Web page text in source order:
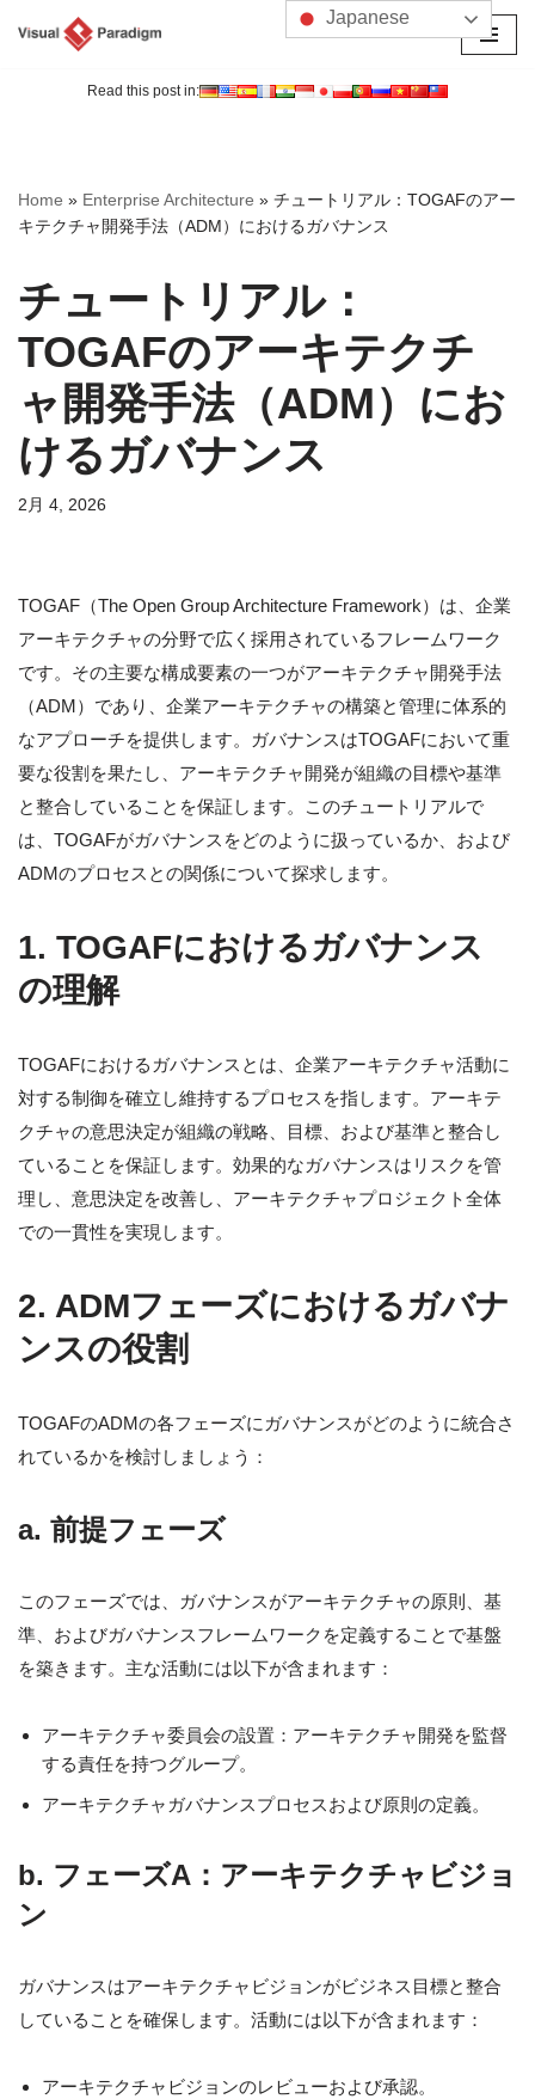
へ
ス
ッ
プ
Read this post in:
Home » Enterprise Architecture » チュートリアル：TOGAFのアー
キテクチャ開発手法（ADM）におけるガバナンス
チュートリアル：
TOGAFのアーキテクチ
ャ開発手法（ADM）にお
けるガバナンス
2月 4, 2026
TOGAF（The Open Group Architecture Framework）は、企業
アーキテクチャの分野で広く採用されているフレームワーク
です。その主要な構成要素の一つがアーキテクチャ開発手法
（ADM）であり、企業アーキテクチャの構築と管理に体系的
なアプローチを提供します。ガバナンスはTOGAFにおいて重
要な役割を果たし、アーキテクチャ開発が組織の目標や基準
と整合していることを保証します。このチュートリアルで
は、TOGAFがガバナンスをどのように扱っているか、および
ADMのプロセスとの関係について探求します。
1. TOGAFにおけるガバナンス
の理解
TOGAFにおけるガバナンスとは、企業アーキテクチャ活動に
対する制御を確立し維持するプロセスを指します。アーキテ
クチャの意思決定が組織の戦略、目標、および基準と整合し
ていることを保証します。効果的なガバナンスはリスクを管
理し、意思決定を改善し、アーキテクチャプロジェクト全体
での一貫性を実現します。
2. ADMフェーズにおけるガバナ
ンスの役割
TOGAFのADMの各フェーズにガバナンスがどのように統合さ
れているかを検討しましょう：
a. 前提フェーズ
このフェーズでは、ガバナンスがアーキテクチャの原則、基
準、およびガバナンスフレームワークを定義することで基盤
を築きます。主な活動には以下が含まれます：
アーキテクチャ委員会の設置：アーキテクチャ開発を監督
する責任を持つグループ。
アーキテクチャガバナンスプロセスおよび原則の定義。
b. フェーズA：アーキテクチャビジョ
ン
ガバナンスはアーキテクチャビジョンがビジネス目標と整合
していることを確保します。活動には以下が含まれます：
アーキテクチャビジョンのレビューおよび承認。
Japanese